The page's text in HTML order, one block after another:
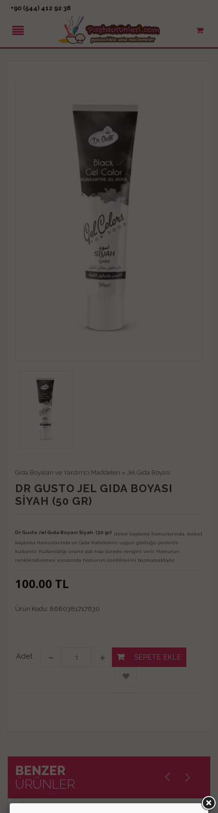
+90 (544) 412 92 38
Gıda Boyaları ve Yardımcı Maddeleri » Jel Gıda Boyası
DR GUSTO JEL GIDA BOYASI
SIYAH (50 GR)
Dr Gusto Jel Gıda Boyası Siyah (30 gr) dekor kaplama hamurlarında, maket
kaplama hamurlarında ve Gıda Kodeksinin uygun gördüğü yerlerde
kullanılır. Kullanıldığı ürüne çok kısa sürede rengini verir. Hamurun
renklendirilmesi esnasında hamurun özelliklerini bozmamaktadır.
100.00 TL
Ürün Kodu: 8680381717630
Adet SEPETE EKLE
BENZER
ÜRÜNLER